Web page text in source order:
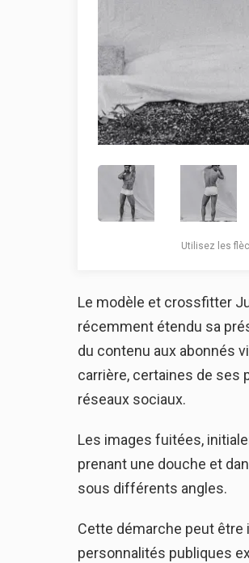
Utilisez les
Le modèle et crossfitter
récemment étendu sa
du contenu aux abonnés
carrière, certaines de ses
réseaux sociaux.
Les images fuitées,
prenant une douche et
sous différents angles.
Cette démarche peut être
personnalités publiques